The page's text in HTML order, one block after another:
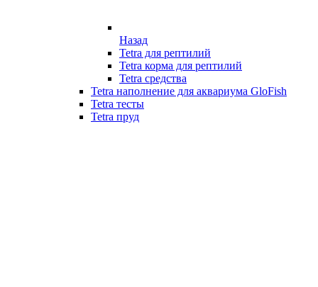
Назад
Tetra для рептилий
Tetra корма для рептилий
Tetra средства
Tetra наполнение для аквариума GloFish
Tetra тесты
Tetra пруд